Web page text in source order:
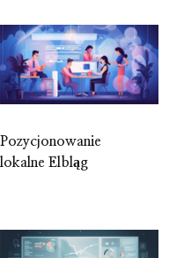
Pozycjonowanie
lokalne Elbląg